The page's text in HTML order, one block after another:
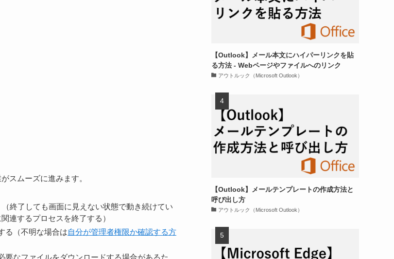
スムーズに進みます。
終了しても画面に見えない状態で動き続けてい
連するプロセスを終了する）
る（不明な場合は自分が管理者権限か確認する方
なファイルをダウンロードする場合があるた
【Outlook】メール本文にハイパーリンクを貼
る方法 - Webページやファイルへのリンク
アウトルック（Microsoft Outlook）
【Outlook】メールテンプレートの作成方法と
呼び出し方
アウトルック（Microsoft Outlook）